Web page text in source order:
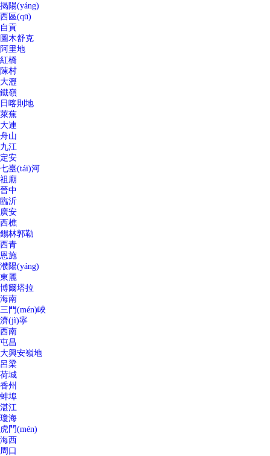
揭陽(yáng)
西區(qū)
自貢
圖木舒克
阿里地
紅橋
陳村
大瀝
鐵嶺
日喀則地
萊蕪
大連
舟山
九江
定安
七臺(tái)河
祖廟
晉中
臨沂
廣安
西樵
錫林郭勒
西青
恩施
濮陽(yáng)
東麗
博爾塔拉
海南
三門(mén)峽
濟(jì)寧
西南
屯昌
大興安嶺地
呂梁
荷城
香州
蚌埠
湛江
瓊海
虎門(mén)
海西
周口